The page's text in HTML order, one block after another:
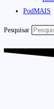
PodMAIS
Pesquisar